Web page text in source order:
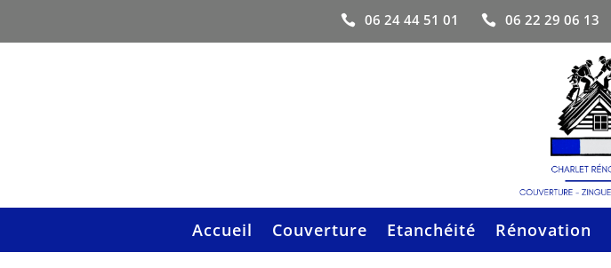
 06 24 44 51 01  06 22 29 06 13
Accueil Couverture Etanchéité Rénovation